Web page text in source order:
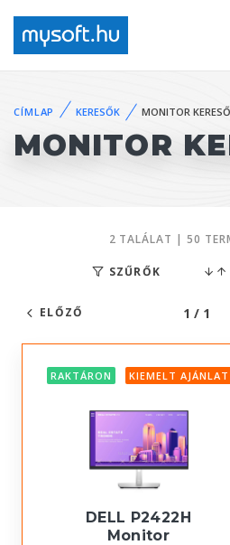
CÍMLAP KERESŐK MONITOR KERESŐ
MONITOR
2 TALÁLAT | 50
SZŰRŐK
ELŐZŐ 1 / 1
RAKTÁRON KIEMELT AJÁNLAT
DELL P2422H
Monitor